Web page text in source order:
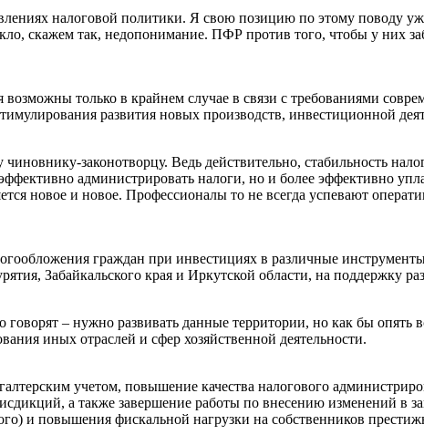
налоговой политики. Я свою позицию по этому поводу
так, недопонимание. ПФР против того, чтобы у них
только в крайнем случае в связи с требованиями
развития новых производств, инвестиционной
законотворцу. Ведь действительно, стабильность
администрировать налоги, но и более эффективно
новое и новое. Профессионалы то не всегда успевают
граждан при инвестициях в различные инструменты
Забайкальского края и Иркутской области, на поддержку
– нужно развивать данные территории, но как бы опять
иных отраслей и сфер хозяйственной деятельности.
учетом, повышение качества налогового
а также завершение работы по внесению изменений в
и повышения фискальной нагрузки на собственников